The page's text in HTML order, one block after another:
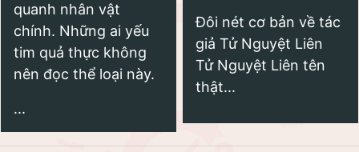
quanh nhân vật
chính. Những ai yếu
tim quả thực không
nên đọc thể loại này.
...
Đôi nét cơ bản về tác
giả Tử Nguyệt Liên
Tử Nguyệt Liên tên
thật...